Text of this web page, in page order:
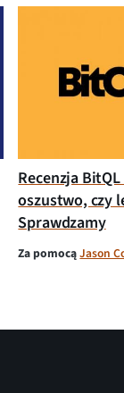
Recenzja
oszustwo, czy
Sprawdzamy
Za pomocąJason